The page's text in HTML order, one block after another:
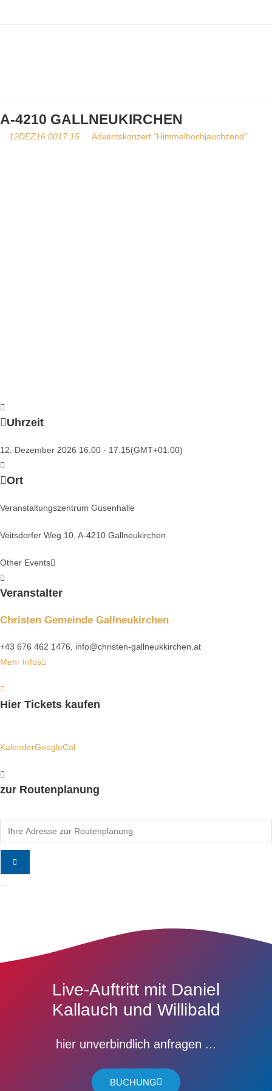
A-4210 GALLNEUKIRCHEN
12DEZ16:0017:15 Adventskonzert "Himmelhochjauchzend"
Uhrzeit
12. Dezember 2026 16:00 - 17:15(GMT+01:00)
Ort
Veranstaltungszentrum Gusenhalle
Veitsdorfer Weg 10, A-4210 Gallneukirchen
Other Events
Veranstalter
Christen Gemeinde Gallneukirchen
+43 676 462 1476, info@christen-gallneukkirchen.at
Mehr Infos
Hier Tickets kaufen
KalenderGoogleCal
zur Routenplanung
Adresse
Live-Auftritt mit Daniel
Kallauch und Willibald
hier unverbindlich anfragen ...
BUCHUNG